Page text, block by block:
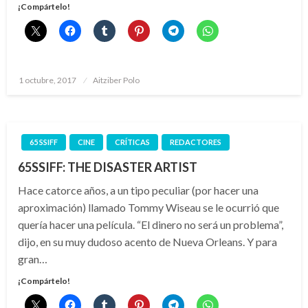
¡Compártelo!
Publicado
1 octubre, 2017 Aitziber Polo
65 SSIFF CINE CRÍTICAS REDACTORES
65SSIFF: THE DISASTER ARTIST
Hace catorce años, a un tipo peculiar (por hacer una
aproximación) llamado Tommy Wiseau se le ocurrió que
quería hacer una película. “El dinero no será un problema”,
dijo, en su muy dudoso acento de Nueva Orleans. Y para
gran…
¡Compártelo!